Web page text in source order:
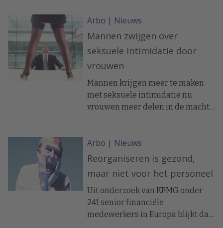
Zo valt te lezen in Arbo Magazine.
Arbo | Nieuws
Mannen zwijgen over
seksuele intimidatie door
vrouwen
Mannen krijgen meer te maken
met seksuele intimidatie nu
vrouwen meer delen in de macht
waarover Carriere.blog.nl bericht.
Arbo | Nieuws
Reorganiseren is gezond,
maar niet voor het personeel
Uit onderzoek van KPMG onder
241 senior financiële
medewerkers in Europa blijkt dat